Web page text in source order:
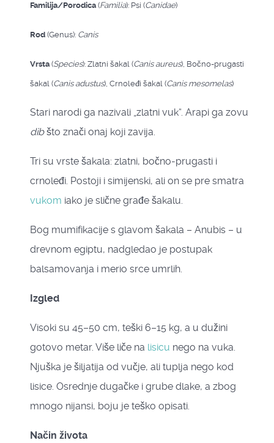
Familija/Porodica (Familia): Psi (Canidae)
Rod (Genus): Canis
Vrsta (Species): Zlatni šakal (Canis aureus), Bočno-prugasti
šakal (Canis adustus), Crnoleđi šakal (Canis mesomelas)
Stari narodi ga nazivali „zlatni vuk“. Arapi ga zovu
dibšto znači onaj koji zavija.
Tri su vrste šakala: zlatni, bočno-prugasti i
crnoleđi. Postoji i simijenski, ali on se pre smatra
vukom iako je slične građe šakalu.
Bog mumifikacije s glavom šakala – Anubis – u
drevnom egiptu, nadgledao je postupak
balsamovanja i merio srce umrlih.
Izgled
Visoki su 45–50 cm, teški 6–15 kg, a u dužini
gotovo metar. Više liče na lisicu nego na vuka.
Njuška je šiljatija od vučje, ali tuplja nego kod
lisice. Osrednje dugačke i grube dlake, a zbog
mnogo nijansi, boju je teško opisati.
Način života